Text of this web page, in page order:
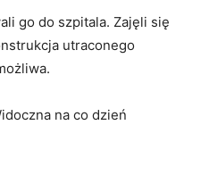
go do szpitala. Zajęli się
utraconego
na co dzień